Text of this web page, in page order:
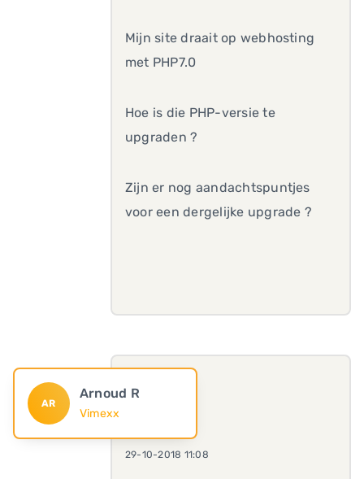
Mijn site draait op webhosting
met PHP7.0
Hoe is die PHP-versie te
upgraden ?
Zijn er nog aandachtspuntjes
voor een dergelijke upgrade ?
AR
Arnoud R
Vimexx
29-10-2018 11:08